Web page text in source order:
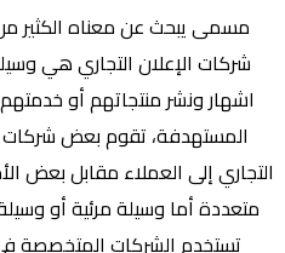
مسمى يبحث عن معناه الكثير
شركات الإعلان التجاري هي
اشهار ونشر منتجاتهم أو
المستهدفة، تقوم بعض شركات
التجاري إلى العملاء مقابل بعض
متعددة أما وسيلة مرئية أو
تستخدم الشركات المتخصصة